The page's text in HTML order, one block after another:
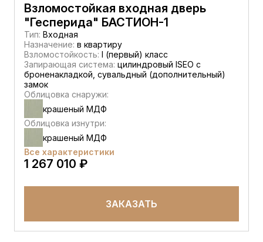
Взломостойкая входная дверь
"Гесперида" БАСТИОН-1
Тип: Входная
Назначение: в квартиру
Взломостойкость: I (первый) класс
Запирающая система: цилиндровый ISEO с
броненакладкой, сувальдный (дополнительный)
замок
Облицовка снаружи:
крашеный МДФ
Облицовка изнутри:
крашеный МДФ
Все характеристики
1 267 010 ₽
ЗАКАЗАТЬ